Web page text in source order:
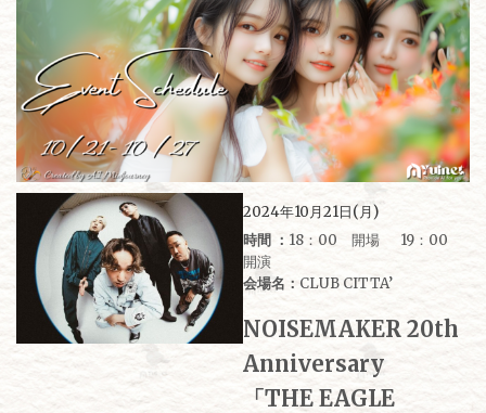
2024年10月21日(月)
時間 ： 18：00 開場 19：00
開演
会場名： CLUB CITTA’
NOISEMAKER 20th
Anniversary
「THE EAGLE